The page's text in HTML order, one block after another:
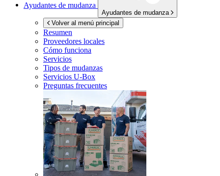
Ayudantes de mudanza
Ayudantes de mudanza
Volver al menú principal
Resumen
Proveedores locales
Cómo funciona
Servicios
Tipos de mudanzas
Servicios U-Box
Preguntas frecuentes